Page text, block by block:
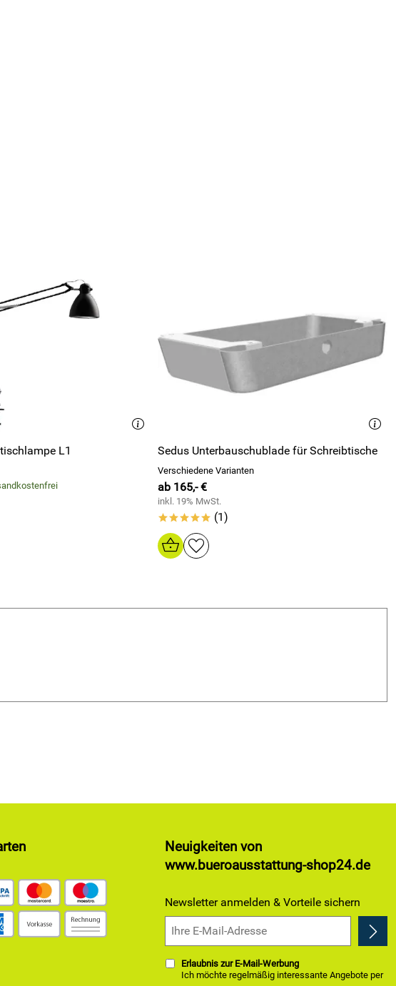
L1 Sedus Unterbauschublade für Schreibtische
Verschiedene Varianten
ab 165,- €
inkl. 19% MwSt.
***** (1)
Neuigkeiten von
www.bueroausstattung-shop24.de
Newsletter anmelden & Vorteile sichern
Erlaubnis zur E-Mail-Werbung
Ich möchte regelmäßig interessante Angebote per